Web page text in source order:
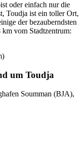
oder einfach nur die
Toudja ist ein toller Ort,
der bezauberndsten
vom Stadtzentrum:
um Toudja
Soumman (BJA),